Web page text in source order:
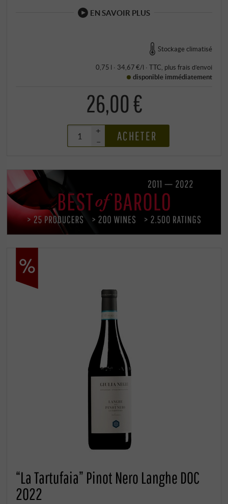
EN SAVOIR PLUS
Stockage climatisé
0,75 l · 34,67 €/l · TTC , plus frais d’envoi
disponible immédiatement
26,00 €
+
–
ACHETER
“La Tartufaia” Pinot Nero Langhe DOC
2022